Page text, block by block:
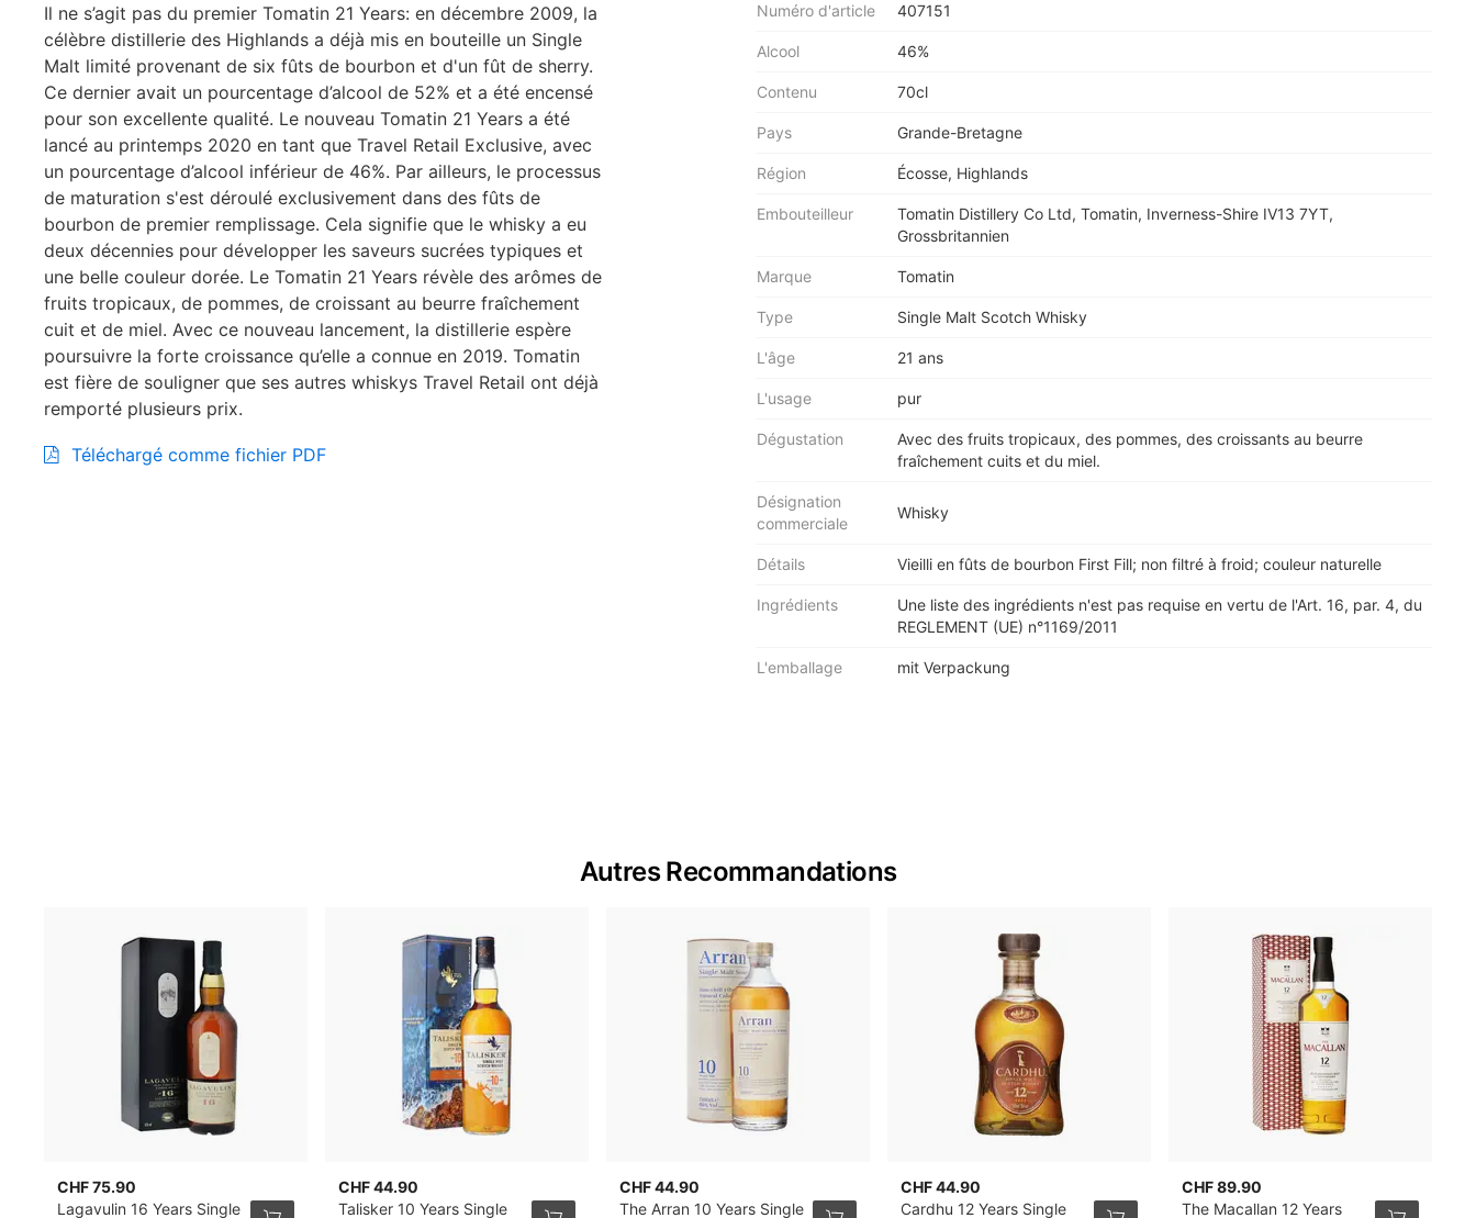
Il ne s’agit pas du premier Tomatin 21 Years: en décembre 2009, la
célèbre distillerie des Highlands a déjà mis en bouteille un Single
Malt limité provenant de six fûts de bourbon et d'un fût de sherry.
Ce dernier avait un pourcentage d’alcool de 52% et a été encensé
pour son excellente qualité. Le nouveau Tomatin 21 Years a été
lancé au printemps 2020 en tant que Travel Retail Exclusive, avec
un pourcentage d’alcool inférieur de 46%. Par ailleurs, le processus
de maturation s'est déroulé exclusivement dans des fûts de
bourbon de premier remplissage. Cela signifie que le whisky a eu
deux décennies pour développer les saveurs sucrées typiques et
une belle couleur dorée. Le Tomatin 21 Years révèle des arômes de
fruits tropicaux, de pommes, de croissant au beurre fraîchement
cuit et de miel. Avec ce nouveau lancement, la distillerie espère
poursuivre la forte croissance qu’elle a connue en 2019. Tomatin
est fière de souligner que ses autres whiskys Travel Retail ont déjà
remporté plusieurs prix.
Téléchargé comme fichier PDF
Numéro d'article 407151
Alcool 46%
Contenu 70cl
Pays Grande-Bretagne
Région Écosse, Highlands
Embouteilleur
Tomatin Distillery Co Ltd, Tomatin, Inverness-Shire IV13 7YT,
Grossbritannien
Marque Tomatin
Type Single Malt Scotch Whisky
L'âge 21 ans
L'usage pur
Dégustation
Avec des fruits tropicaux, des pommes, des croissants au beurre
fraîchement cuits et du miel.
Désignation
commerciale
Whisky
Détails Vieilli en fûts de bourbon First Fill; non filtré à froid; couleur naturelle
Ingrédients
Une liste des ingrédients n'est pas requise en vertu de l'Art. 16, par. 4, du
REGLEMENT (UE) n°1169/2011
L'emballage mit Verpackung
Autres Recommandations
CHF 75.90
Lagavulin 16 Years Single
CHF 44.90
Talisker 10 Years Single
CHF 44.90
The Arran 10 Years Single
CHF 44.90
Cardhu 12 Years Single
CHF 89.90
The Macallan 12 Years